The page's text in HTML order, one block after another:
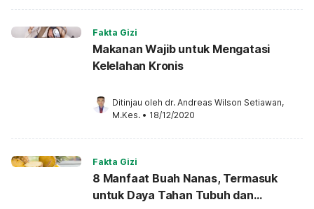
Fakta Gizi
Makanan Wajib untuk Mengatasi
Kelelahan Kronis
Ditinjau oleh dr. Andreas Wilson Setiawan,
M.Kes. • 18/12/2020
Fakta Gizi
8 Manfaat Buah Nanas, Termasuk
untuk Daya Tahan Tubuh dan